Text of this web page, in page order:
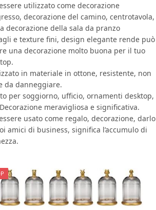
utilizzato come decorazione
decorazione del camino, centrotavola,
decorazione della sala da pranzo
e texture fini, design elegante rende può
una decorazione molto buona per il tuo
in materiale in ottone, resistente, non
da danneggiare.
per soggiorno, ufficio, ornamenti desktop,
meravigliosa e significativa.
usato come regalo, decorazione, darlo
amici di business, significa l’accumulo di